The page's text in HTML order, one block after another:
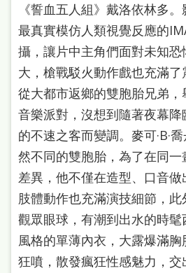
《誓血五人組》戴洛依林多
最真實模仿人類視覺反應的
攝，讓片中主角們面對未知
大，槍戰駁火動作戲也充滿了
從大都市返鄉的雙胞胎兄弟
音樂派對，沒想到隨著夜幕
的不速之客而變調。麥可·B·
然不同的雙胞胎，為了在同
差異，他不僅在造型、口音
肢體動作也充滿演技細節，
觀眾眼球，有潮到出水的時
風格的單薄內衣，大露爆滿
狂噴，散發瘋狂性感魅力，